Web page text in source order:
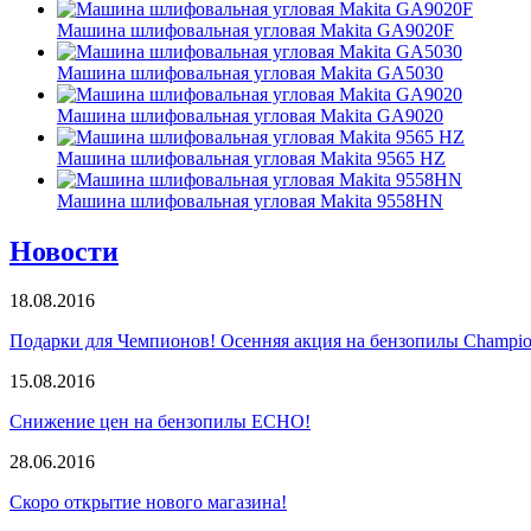
Машина шлифовальная угловая Makita GA9020F
Машина шлифовальная угловая Makita GA5030
Машина шлифовальная угловая Makita GA9020
Машина шлифовальная угловая Makita 9565 HZ
Машина шлифовальная угловая Makita 9558HN
Новости
18.08.2016
Подарки для Чемпионов! Осенняя акция на бензопилы
15.08.2016
Снижение цен на бензопилы ECHO!
28.06.2016
Скоро открытие нового магазина!